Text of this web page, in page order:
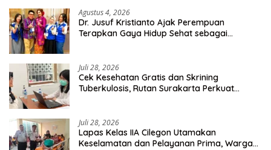
Agustus 4, 2026
Dr. Jusuf Kristianto Ajak Perempuan
Terapkan Gaya Hidup Sehat sebagai
Juli 28, 2026
Cek Kesehatan Gratis dan Skrining
Tuberkulosis, Rutan Surakarta Perkuat
Juli 28, 2026
Lapas Kelas IIA Cilegon Utamakan
Keselamatan dan Pelayanan Prima, Warga